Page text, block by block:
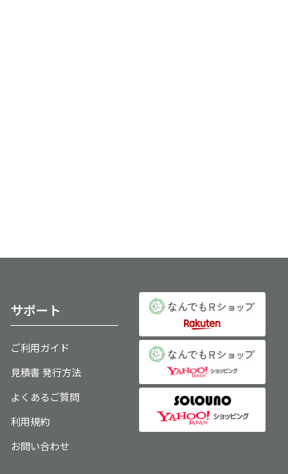
サポート
ご利用ガイド
見積書 発行方法
よくあるご質問
利用規約
お問い合わせ